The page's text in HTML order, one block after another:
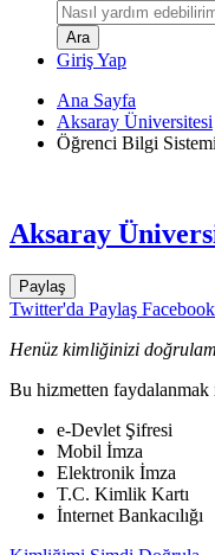
Giriş Yap
Ana Sayfa
Aksaray Üniversitesi
Öğrenci Bilgi Sistemi
Aksaray
Paylaş
Twitter'da Paylaş
Henüz kimliğinizi
Bu hizmetten faydalanmak
e-Devlet Şifresi
Mobil İmza
Elektronik İmza
T.C. Kimlik Kartı
İnternet Bankacılığı